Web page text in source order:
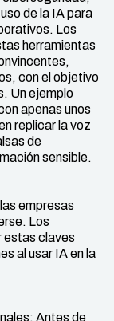
de la IA para
Los
herramientas
con el objetivo
Un ejemplo
apenas unos
replicar la voz
de
sensible.
empresas
Los
estas claves
al usar IA en la
Antes de